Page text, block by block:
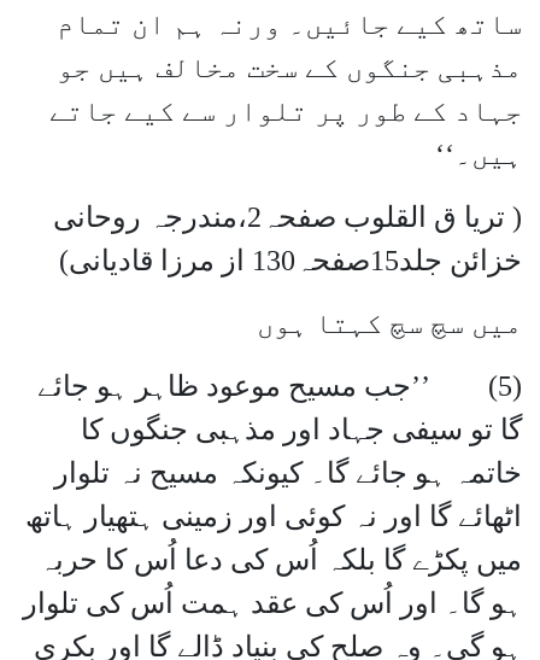
ساتھ کیے جائیں۔ ورنہ ہم ان تمام
مذہبی جنگوں کے سخت مخالف ہیں جو
جہاد کے طور پر تلوار سے کیے جاتے
ہیں۔‘‘
( تریا ق القلوب صفحہ2،مندرجہ روحانی
خزائن جلد15صفحہ130 از مرزا قادیانی)
میں سچ سچ کہتا ہوں
(5) ’’جب مسیح موعود ظاہر ہو جائے
گا تو سیفی جہاد اور مذہبی جنگوں کا
خاتمہ ہو جائے گا۔ کیونکہ مسیح نہ تلوار
اٹھائے گا اور نہ کوئی اور زمینی ہتھیار ہاتھ
میں پکڑے گا بلکہ اُس کی دعا اُس کا حربہ
ہو گا۔ اور اُس کی عقد ہمت اُس کی تلوار
ہو گی۔ وہ صلح کی بنیاد ڈالے گا اور بکری